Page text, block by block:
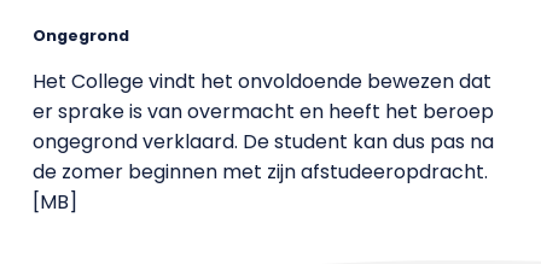
Ongegrond
Het College vindt het onvoldoende bewezen dat
er sprake is van overmacht en heeft het beroep
ongegrond verklaard. De student kan dus pas na
de zomer beginnen met zijn afstudeeropdracht.
[MB]